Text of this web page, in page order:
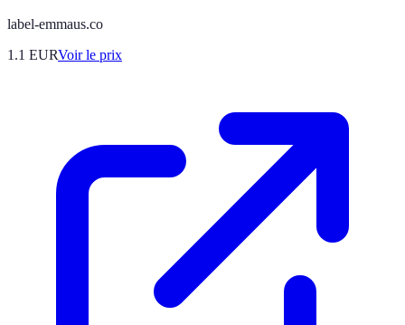
label-emmaus.co
1.1 EURVoir le prix